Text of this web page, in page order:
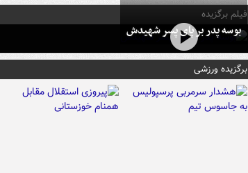
فیلم برگزیده
بوسه‌ پدر بر پای پسر شهیدش
برگزیده ورزشی